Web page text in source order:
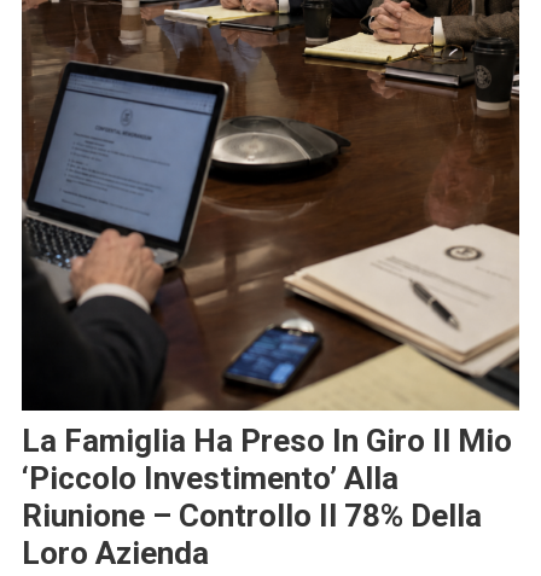
La Famiglia Ha Preso In Giro Il Mio
‘piccolo Investimento’ Alla
Riunione – Controllo Il 78% Della
Loro Azienda